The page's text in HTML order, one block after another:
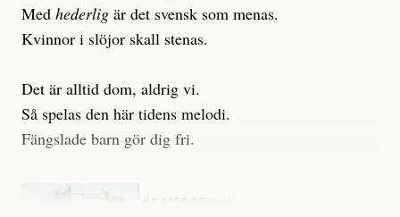
Med hederlig är det svensk som menas.
Kvinnor i slöjor skall stenas.
Det är alltid dom, aldrig vi.
Så spelas den här tidens melodi.
Fängslade barn gör dig fri.